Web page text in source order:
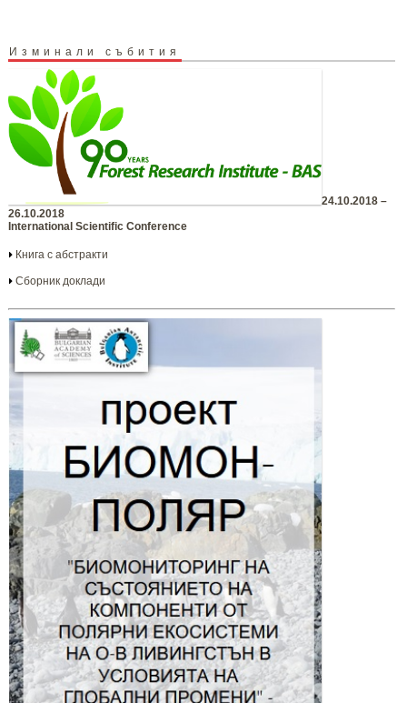
Изминали събития
24.10.2018 –
26.10.2018
International Scientific Conference
Книга с абстракти
Сборник доклади